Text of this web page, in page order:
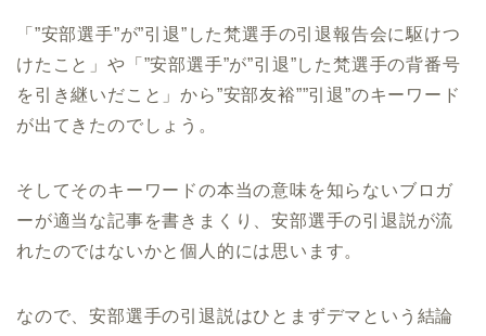
「”安部選手”が”引退”した梵選手の引退報告会に駆けつ
けたこと」や「”安部選手”が”引退”した梵選手の背番号
を引き継いだこと」から”安部友裕””引退”のキーワード
が出てきたのでしょう。
そしてそのキーワードの本当の意味を知らないブロガ
ーが適当な記事を書きまくり、安部選手の引退説が流
れたのではないかと個人的には思います。
なので、安部選手の引退説はひとまずデマという結論